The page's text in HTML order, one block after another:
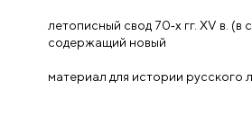
летописный свод 70‑х гг. XV в. (в
содержащий новый
материал для истории русского